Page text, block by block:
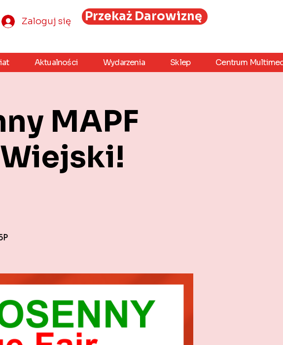
Zaloguj się Przekaż Darowiznę
Aktualności Wydarzenia Sklep Centrum
MAPF